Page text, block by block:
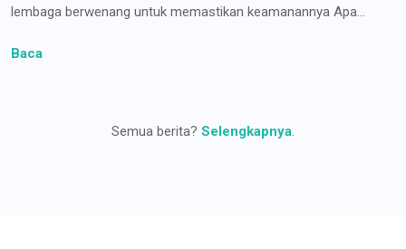
lembaga berwenang untuk memastikan keamanannya Apa...
Baca
Semua berita? Selengkapnya